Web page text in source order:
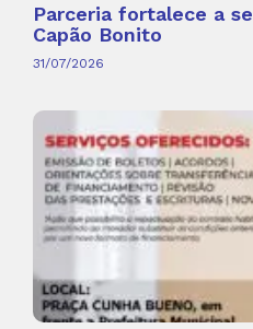
Parceria fortalece a
Capão Bonito
31/07/2026